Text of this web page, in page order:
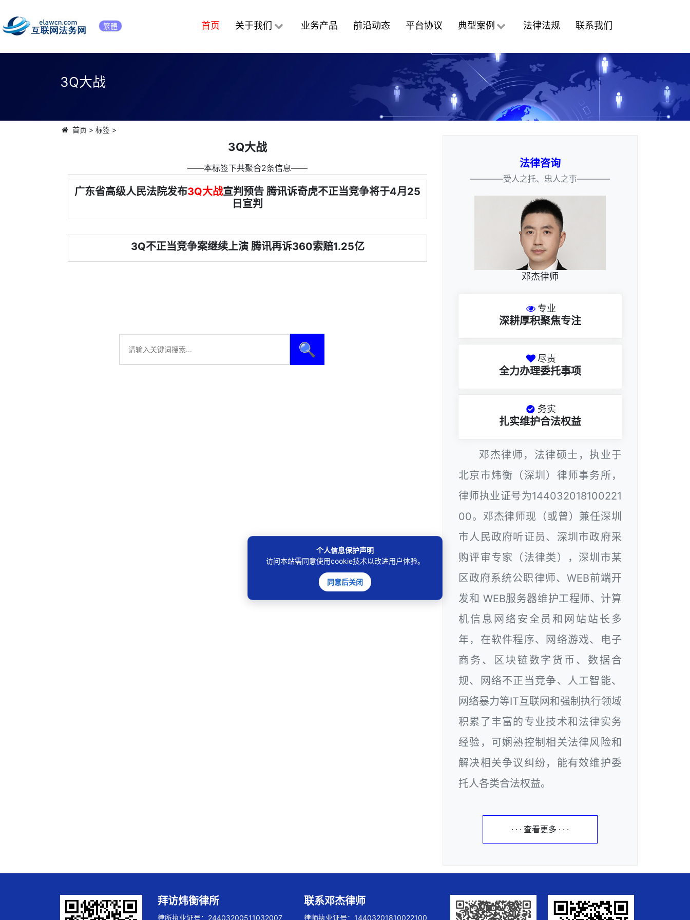
繁體 首页 关于我们 业务产品 前沿动态 平台协议 典型案例 法律法规 联系我们
3Q大战
首页 > 标签>
3Q大战
――本标签下共聚合2条信息――
广东省高级人民法院发布3Q大战宣判预告 腾讯诉奇虎不正当竞争将于4月25
日宣判
3Q不正当竞争案继续上演 腾讯再诉360索赔1.25亿
🔍
法律咨询
————受人之托、忠人之事————
邓杰律师
专业
深耕厚积聚焦专注
尽责
全力办理委托事项
务实
扎实维护合法权益
邓杰律师，法律硕士，执业于
北京市炜衡（深圳）律师事务所，
律师执业证号为144032018100221
00。邓杰律师现（或曾）兼任深圳
市人民政府听证员、深圳市政府采
购评审专家（法律类），深圳市某
区政府系统公职律师、WEB前端开
发和 WEB服务器维护工程师、计算
机信息网络安全员和网站站长多
年，在软件程序、网络游戏、电子
商务、区块链数字货币、数据合
规、网络不正当竞争、人工智能、
网络暴力等IT互联网和强制执行领域
积累了丰富的专业技术和法律实务
经验，可娴熟控制相关法律风险和
解决相关争议纠纷，能有效维护委
托人各类合法权益。
· · · 查看更多 · · ·
拜访炜衡律所
律所执业证号：24403200511032007
联系邓杰律师
律师执业证号：14403201810022100
个人信息保护声明
访问本站需同意使用cookie技术以改进用户体验。
同意后关闭